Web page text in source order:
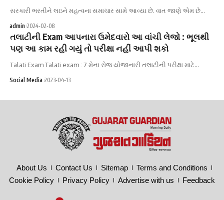
સરકારી ભરતીને લઇને મહત્વના સમાચાર સામે આવ્યા છે. વાત જાણે એમ છે…
admin 2024-02-08
તલાટીની Exam આપનારા ઉમેદવારો આ વાંચી લેજો : ભૂલથી
પણ આ કામ રહી ગયું તો પરીક્ષા નહીં આપી શકો
Talati Exam Talati exam : 7 મેના રોજ યોજાનારી તલાટીની પરીક્ષા માટે…
Social Media 2023-04-13
About Us Contact Us Sitemap
Terms and Conditions
Cookie Policy
Privacy Policy Advertise with us Feedback